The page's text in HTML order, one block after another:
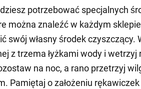
potrzebować specjalnych
można znaleźć w każdym
swój własny środek czyszczący.
z trzema łyżkami wody i
na noc, a rano przetrzyj
Pamiętaj o założeniu